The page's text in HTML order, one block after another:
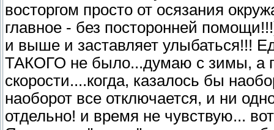
восторгом просто от осязания
главное - без посторонней
и выше и заставляет улыбаться!!!
ТАКОГО не было...думаю с зимы, а
скорости....когда, казалось бы
наоборот все отключается, и ни
отдельно! и время не чувствую...